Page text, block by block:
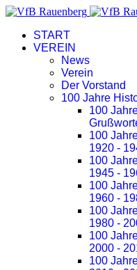
START
VEREIN
News
Verein
Der Vorstand
100 Jahre
100
100
1920 -
100
1945 -
100
1960 -
100
1980 -
100
2000 -
100